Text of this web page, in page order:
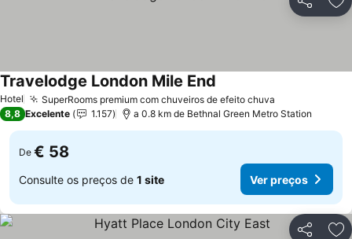
Partilhar
Hotel SuperRooms premium com chuveiros de efeito chuva
Travelodge London Mile End
8,8 Excelente 1.157 a 0.8 km de Bethnal Green Metro Station
De € 58
Consulte os preços de 1 site Ver preços